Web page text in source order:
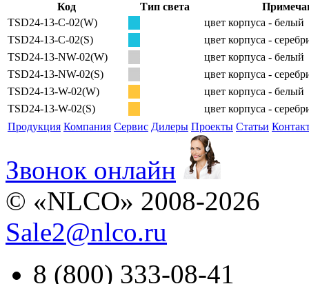
Код Тип света
TSD24-13-C-02(W)
цвет корпуса - белый
TSD24-13-C-02(S)
цвет корпуса -
TSD24-13-NW-02(W)
цвет корпуса - белый
TSD24-13-NW-02(S)
цвет корпуса -
TSD24-13-W-02(W)
цвет корпуса - белый
TSD24-13-W-02(S)
цвет корпуса -
Продукция Компания Сервис Дилеры Проекты Статьи
Звонок онлайн
© «NLCO» 2008-2026
Sale2@nlco.ru
8 (800) 333-08-41